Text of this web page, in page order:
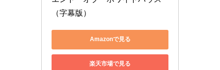
（字幕版）
Amazonで見る
楽天市場で見る